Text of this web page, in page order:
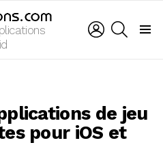
LOGIN
de jeu
pour iOS et